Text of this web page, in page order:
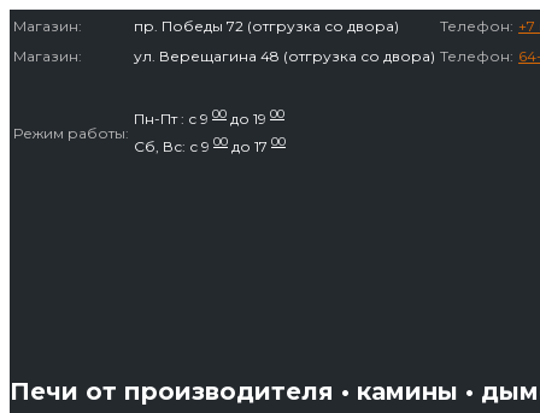
Перейти
к
Магазин: пр. Победы 72 (отгрузка со двора) Телефон: +7
Магазин:
ул. Верещагина 48 (отгрузка со двора) Телефон:
Режим работы:
Пн-Пт : с 9 00 до 19 00
Сб, Вс: с 9 00 до 17 00
Печи от производителя • камины •